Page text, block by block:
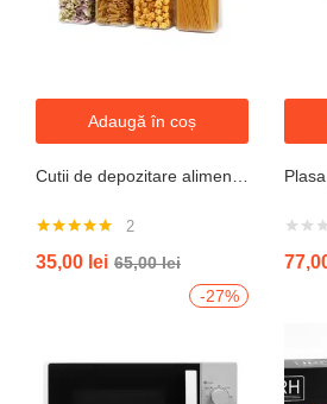
Adaugă în coș
5.00din 5
2
35,00 lei 65,00lei
-27%